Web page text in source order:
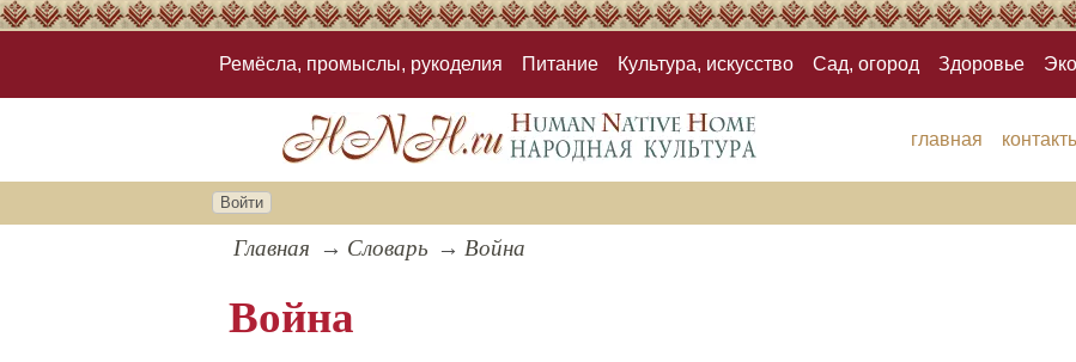
Ремёсла, промыслы, рукоделия Питание Культура, искусство Сад, огород Здоровье
главная
Войти
Главная Словарь Война
Война